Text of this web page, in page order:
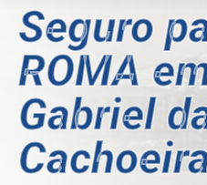
Seguro
ROMA
Gabriel